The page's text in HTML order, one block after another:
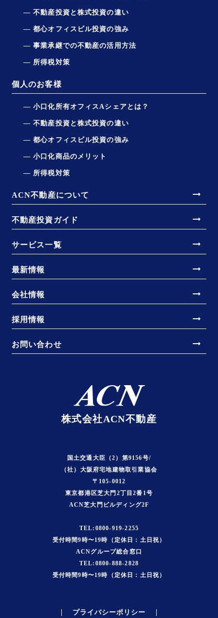
不動産投資と株式投資の違い
都心オフィスビル投資の強み
事業承継での不動産の活用方法
所得税対策
個人のお客様
小口化所有オフィスAシェアとは？
不動産投資と株式投資の違い
都心オフィスビル投資の強み
小口化商品のメリット
所得税対策
ACN不動産について arrow_right_alt
不動産投資ガイド arrow_right_alt
サービス一覧 arrow_right_alt
最新情報 arrow_right_alt
会社情報 arrow_right_alt
採用情報 arrow_right_alt
お問い合わせ arrow_right_alt
株式会社ACN不動産
国土交通大臣（2）第9156号/
（社）大阪府宅地建物取引業協会
〒105-0012
東京都港区芝大門2丁目2番1号
ACN芝大門ビルディング2F
TEL:0800-919-2255
受付時間9時〜19時（定休日：土日祝）
ACNグループ総合窓口
TEL:0800-888-2828
受付時間9時〜19時（定休日：土日祝）
プライバシーポリシー